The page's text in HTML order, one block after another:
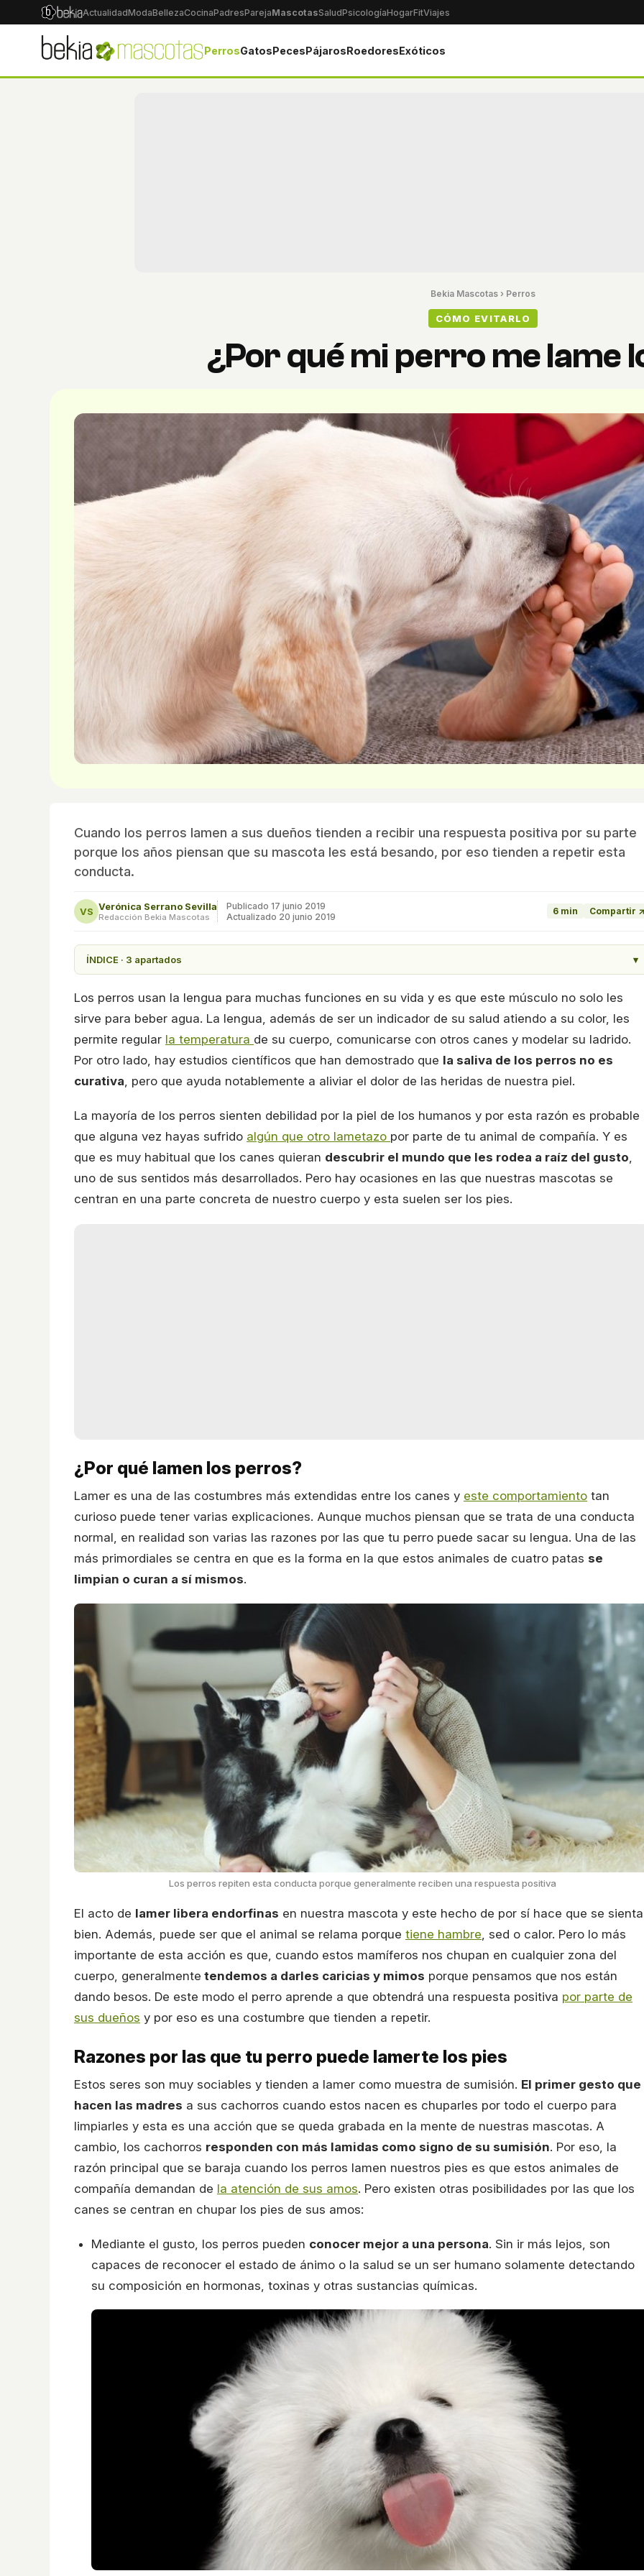
ActualidadModaBellezaCocinaPadresParejaMascotasSaludPsicologíaHogarFitViajes
PerrosGatosPecesPájarosRoedoresExóticos
Bekia Mascotas › Perros
CÓMO EVITARLO
¿Por qué mi perro me lame
Cuando los perros lamen a sus dueños tienden a recibir una respuesta positiva por su parte
porque los años piensan que su mascota les está besando, por eso tienden a repetir esta
conducta.
VS Verónica Serrano Sevilla
Redacción Bekia Mascotas
Publicado 17 junio 2019
Actualizado 20 junio 2019
6 min Compartir ↗
ÍNDICE · 3 apartados ▾
Los perros usan la lengua para muchas funciones en su vida y es que este músculo no solo les
sirve para beber agua. La lengua, además de ser un indicador de su salud atiendo a su color, les
permite regular la temperatura de su cuerpo, comunicarse con otros canes y modelar su ladrido.
Por otro lado, hay estudios científicos que han demostrado que la saliva de los perros no es
curativa , pero que ayuda notablemente a aliviar el dolor de las heridas de nuestra piel.
La mayoría de los perros sienten debilidad por la piel de los humanos y por esta razón es probable
que alguna vez hayas sufrido algún que otro lametazo por parte de tu animal de compañía. Y es
que es muy habitual que los canes quieran descubrir el mundo que les rodea a raíz del gusto
uno de sus sentidos más desarrollados. Pero hay ocasiones en las que nuestras mascotas se
centran en una parte concreta de nuestro cuerpo y esta suelen ser los pies.
¿Por qué lamen los perros?
Lamer es una de las costumbres más extendidas entre los canes y este comportamiento tan
curioso puede tener varias explicaciones. Aunque muchos piensan que se trata de una conducta
normal, en realidad son varias las razones por las que tu perro puede sacar su lengua. Una de las
más primordiales se centra en que es la forma en la que estos animales de cuatro patas se
limpian o curan a sí mismos.
Los perros repiten esta conducta porque generalmente reciben una respuesta positiva
El acto de lamer libera endorfinas en nuestra mascota y este hecho de por sí hace que se
bien. Además, puede ser que el animal se relama porque tiene hambre , sed o calor. Pero lo más
importante de esta acción es que, cuando estos mamíferos nos chupan en cualquier zona del
cuerpo, generalmente tendemos a darles caricias y mimos porque pensamos que nos están
dando besos. De este modo el perro aprende a que obtendrá una respuesta positiva por parte de
sus dueños y por eso es una costumbre que tienden a repetir.
Razones por las que tu perro puede lamerte los pies
Estos seres son muy sociables y tienden a lamer como muestra de sumisión. El primer gesto que
hacen las madres a sus cachorros cuando estos nacen es chuparles por todo el cuerpo para
limpiarles y esta es una acción que se queda grabada en la mente de nuestras mascotas. A
cambio, los cachorros responden con más lamidas como signo de su sumisión. Por eso, la
razón principal que se baraja cuando los perros lamen nuestros pies es que estos animales de
compañía demandan de la atención de sus amos. Pero existen otras posibilidades por las que los
canes se centran en chupar los pies de sus amos:
Mediante el gusto, los perros pueden conocer mejor a una persona. Sin ir más lejos, son
capaces de reconocer el estado de ánimo o la salud se un ser humano solamente detectando
su composición en hormonas, toxinas y otras sustancias químicas.